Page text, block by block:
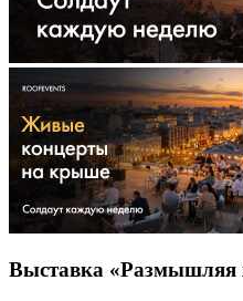
Выставка «Размышляя